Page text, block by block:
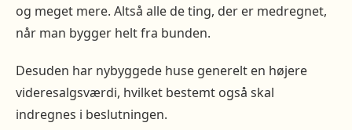
og meget mere. Altså alle de ting, der er medregnet,
når man bygger helt fra bunden.
Desuden har nybyggede huse generelt en højere
videresalgsværdi, hvilket bestemt også skal
indregnes i beslutningen.